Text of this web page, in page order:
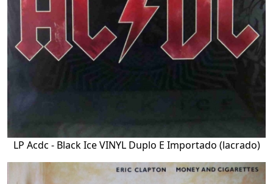
LP Acdc - Black Ice VINYL Duplo E Importado (lacrado)